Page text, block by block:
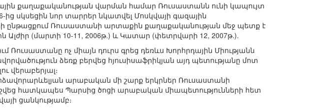
քաղաքականության վարման համար Ռուսաստանն ունի կապույտ
սկսեցին նոր տարրեր նկատվել Մոսկվայի գազային
ընթացքում Ռուսաստանի արտաքին քաղաքականության մեջ պետք է
Ալժիր (մարտի 10-11, 2006թ.) և Կատար (փետրվարի 12, 2007թ.).
Ռուսաստանը ոչ միայն դուրս գրեց դեռևս Խորհրդային Միությանն
ձեռք բերվեց հյուսիսաֆրիկյան այդ պետությանը մոտ
վերաբերյալ։
արաբական մի շարք երկրներ Ռուսաստանի
հատկապես Պարսից ծոցի արաբական միապետությունների հետ
ցանկությամբ։